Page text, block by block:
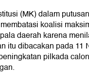
(MK) dalam
koalisi
daerah karena
itu dibacakan pada 11
pilkada